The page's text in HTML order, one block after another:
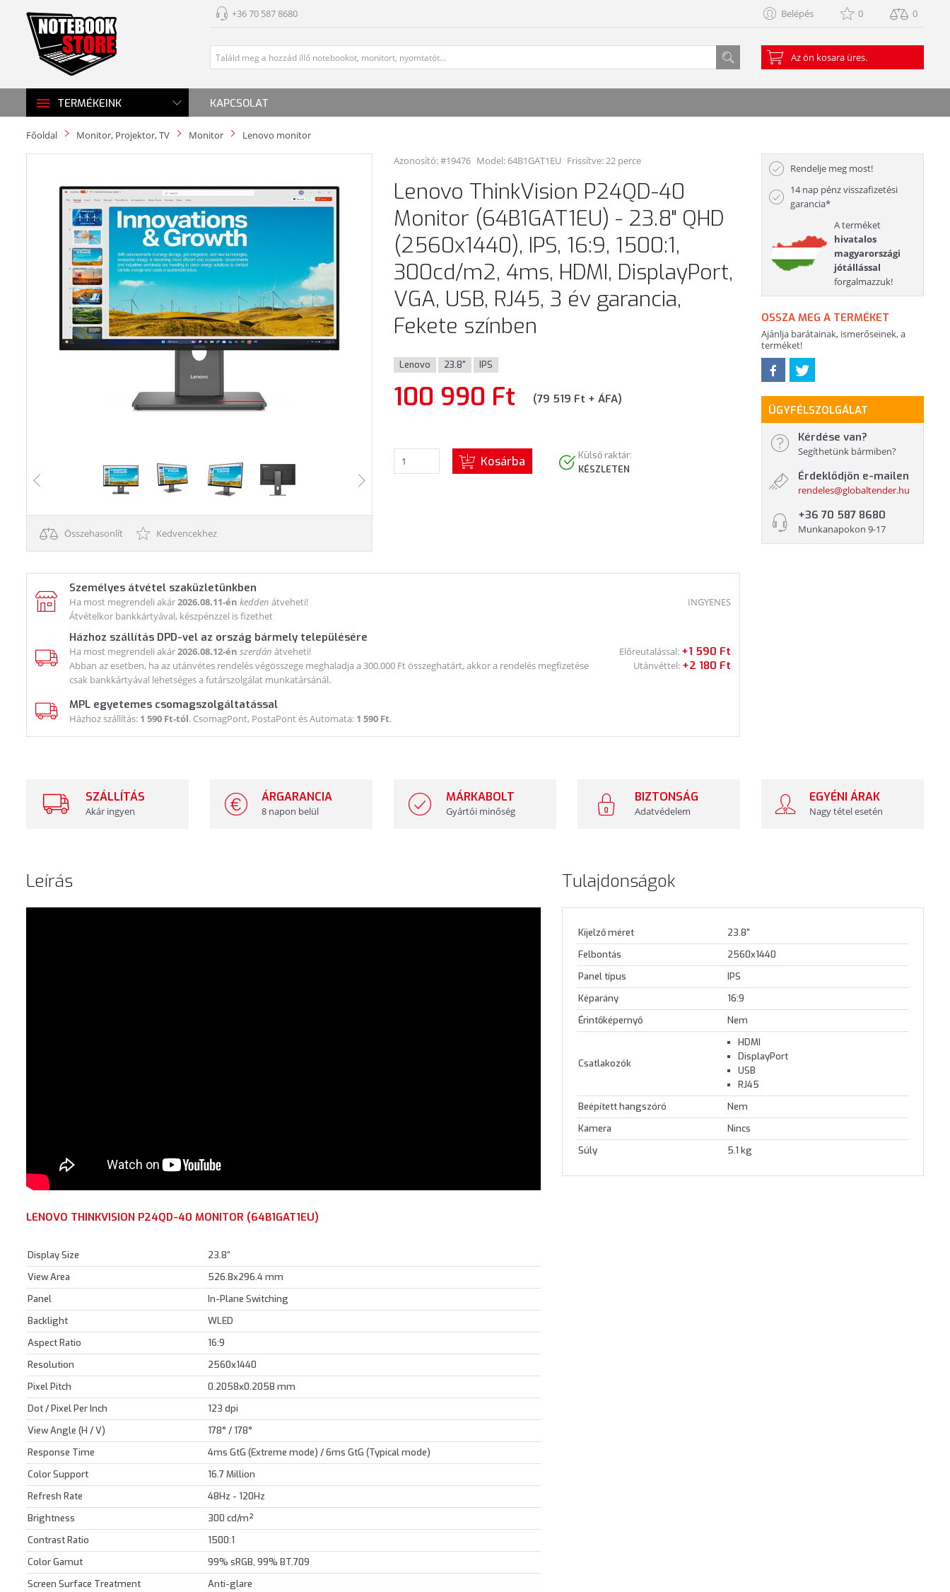
+36 70 587 8680 Belépés 0 0
Az ön kosara üres.
TERMÉKEINK KAPCSOLAT
Főoldal Monitor, Projektor, TV Monitor Lenovo monitor
Összehasonlít Kedvencekhez
Azonosító: #19476 Model:64B1GAT1EU Frissítve: 22 perce
Lenovo ThinkVision P24QD-40
Monitor (64B1GAT1EU) - 23.8" QHD
(2560x1440), IPS, 16:9, 1500:1,
300cd/m2, 4ms, HDMI, DisplayPort,
VGA, USB, RJ45, 3 év garancia,
Fekete színben
Lenovo 23.8" IPS
100 990 Ft (79 519 Ft + ÁFA)
Kosárba
Külső raktár:
KÉSZLETEN
Személyes átvétel szaküzletünkben
Ha most megrendeli akár2026.08.11-én kedden átveheti!
Átvételkor bankkártyával, készpénzzel is fizethet
INGYENES
Házhoz szállítás DPD-vel az ország bármely településére
Ha most megrendeli akár2026.08.12-én szerdán átveheti!
Abban az esetben, ha az utánvétes rendelés végösszege meghaladja a 300.000 Ft összeghatárt, akkor a rendelés megfizetése
csak bankkártyával lehetséges a futárszolgálat munkatársánál.
Előreutalással: +1 590 Ft
Utánvéttel: +2 180 Ft
MPL egyetemes csomagszolgáltatással
Házhoz szállítás: 1 590 Ft-tól. CsomagPont, PostaPont és Automata: 1 590 Ft.
Rendelje meg most!
14 nap pénz visszafizetési
garancia*
A terméket
hivatalos
magyarországi
jótállással
forgalmazzuk!
OSSZA MEG A TERMÉKET
Ajánlja barátainak, ismerőseinek, a
terméket!
ÜGYFÉLSZOLGÁLAT
Kérdése van?
Segíthetünk bármiben?
Érdeklődjön e-mailen
rendeles@globaltender.hu
+36 70 587 8680
Munkanapokon 9-17
SZÁLLÍTÁS
Akár ingyen
ÁRGARANCIA
8 napon belül
MÁRKABOLT
Gyártói minőség
BIZTONSÁG
Adatvédelem
EGYÉNI ÁRAK
Nagy tétel esetén
Leírás
LENOVO THINKVISION P24QD-40 MONITOR (64B1GAT1EU)
Display Size
23.8“
View Area
526.8x296.4 mm
Panel
In-Plane Switching
Backlight
WLED
Aspect Ratio
16:9
Resolution
2560x1440
Pixel Pitch
0.2058x0.2058 mm
Dot / Pixel Per Inch
123 dpi
View Angle (H / V)
178° / 178°
Response Time
4ms GtG (Extreme mode) / 6ms GtG (Typical mode)
Color Support
16.7 Million
Refresh Rate
48Hz - 120Hz
Brightness
300 cd/m²
Contrast Ratio
1500:1
Color Gamut
99% sRGB, 99% BT.709
Screen Surface Treatment
Anti-glare
Tulajdonságok
Kijelző méret
23.8"
Felbontás
2560x1440
Panel típus
IPS
Képarány
16:9
Érintőképernyő
Nem
Csatlakozók
HDMI
DisplayPort
USB
RJ45
Beépített hangszóró
Nem
Kamera
Nincs
Súly
5.1 kg